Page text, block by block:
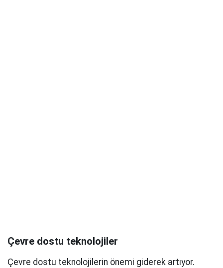
Çevre dostu teknolojiler
Çevre dostu teknolojilerin önemi giderek artıyor.